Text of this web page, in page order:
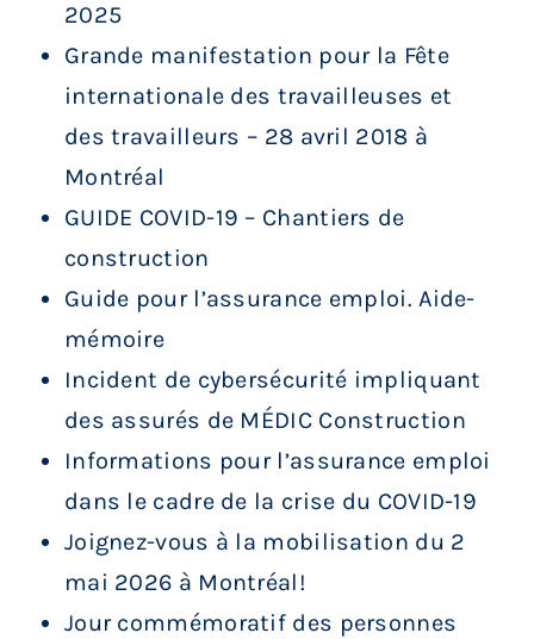
2025
Grande manifestation pour la Fête
internationale des travailleuses et
des travailleurs – 28 avril 2018 à
Montréal
GUIDE COVID-19 – Chantiers de
construction
Guide pour l’assurance emploi. Aide-
mémoire
Incident de cybersécurité impliquant
des assurés de MÉDIC Construction
Informations pour l’assurance emploi
dans le cadre de la crise du COVID-19
Joignez-vous à la mobilisation du 2
mai 2026 à Montréal!
Jour commémoratif des personnes